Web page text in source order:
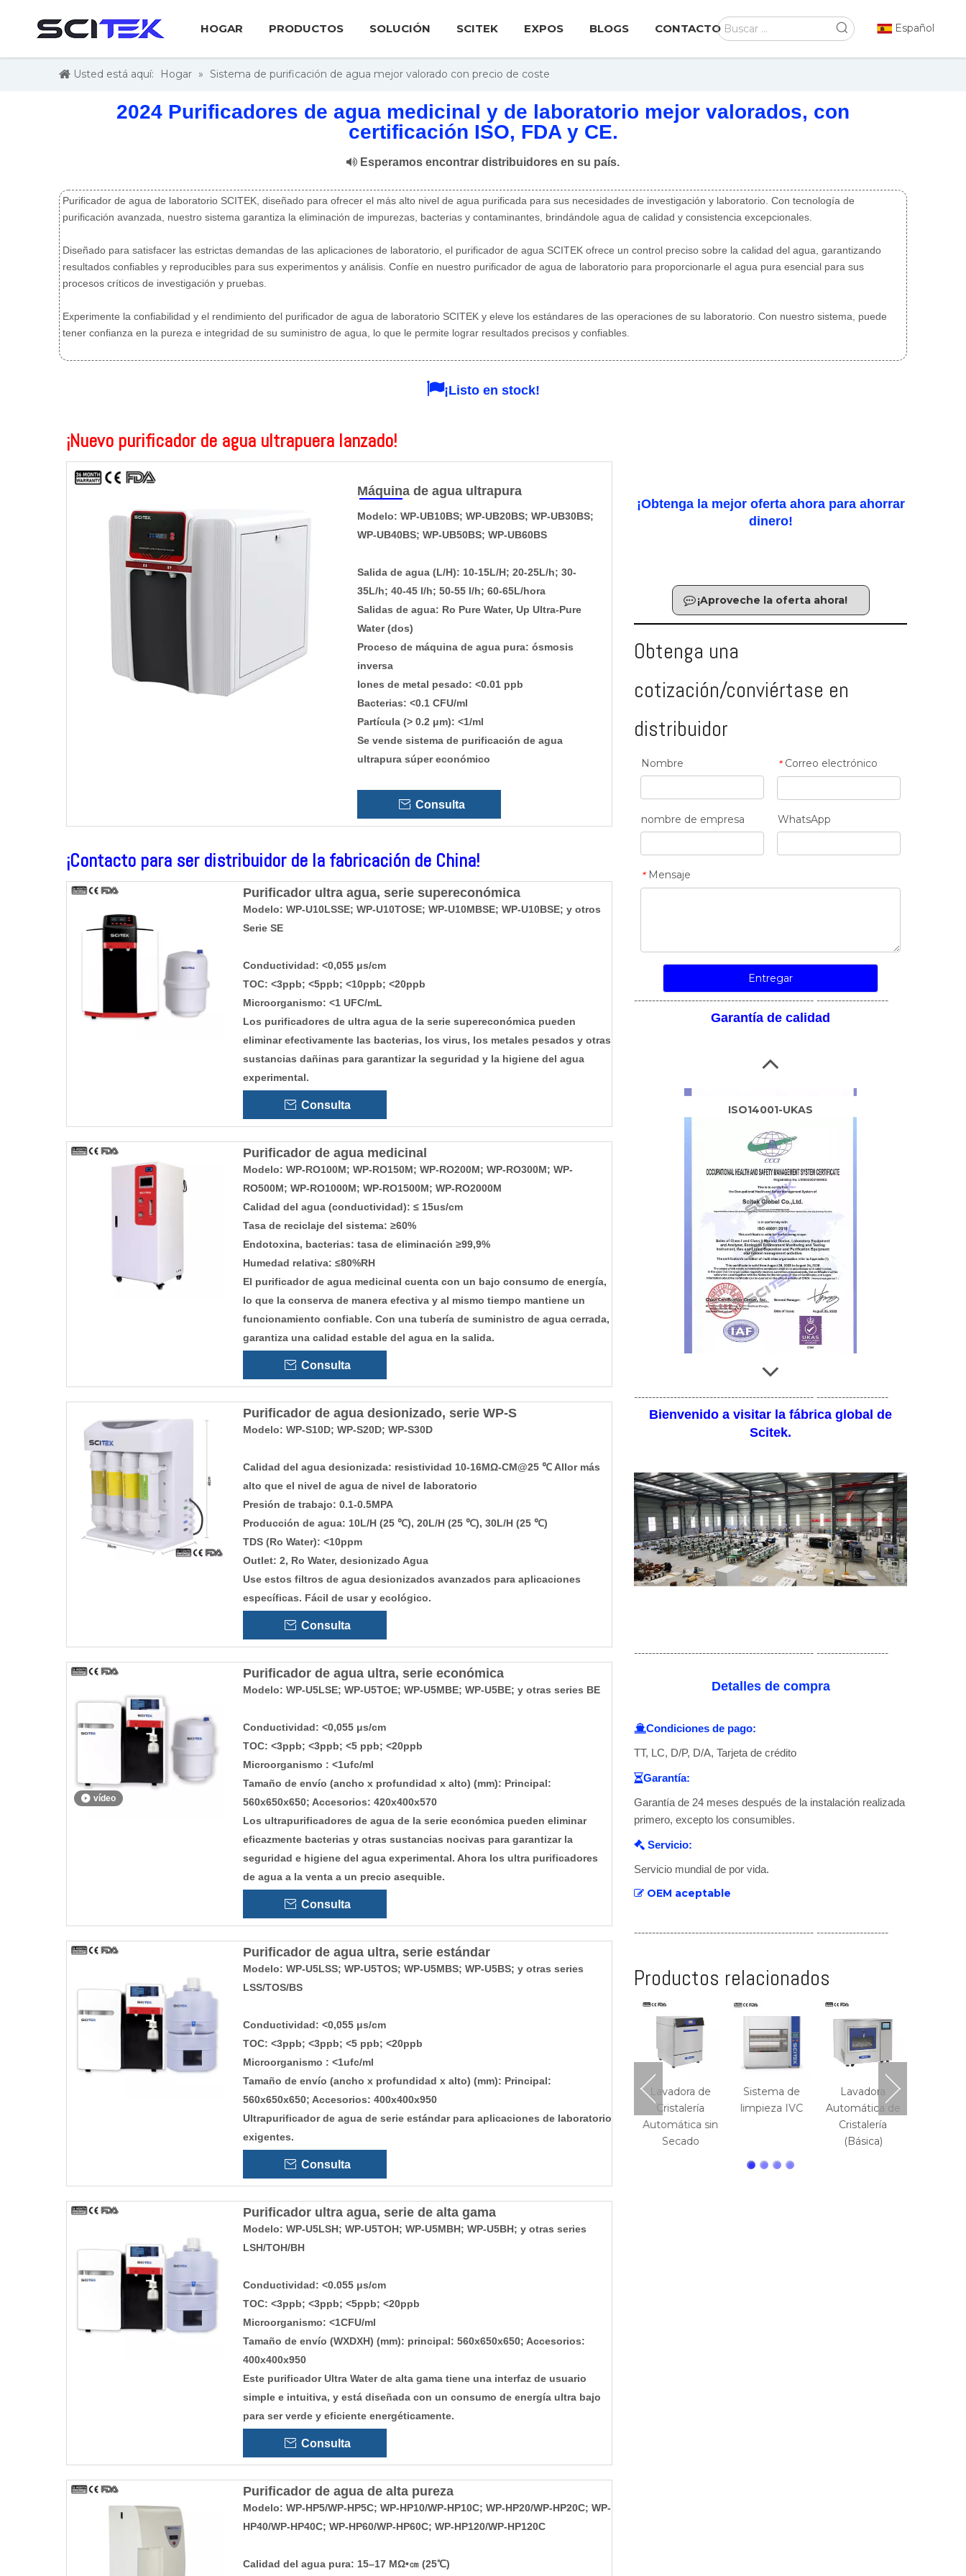
HOGAR PRODUCTOS SOLUCIÓN SCITEK EXPOS BLOGS CONTACTO Español
Usted está aquí: Hogar » Sistema de purificación de agua mejor valorado con precio de coste
2024 Purificadores de agua medicinal y de laboratorio mejor valorados, con
certificación ISO, FDA y CE.
 Esperamos encontrar distribuidores en su país.
Purificador de agua de laboratorio SCITEK, diseñado para ofrecer el más alto nivel de agua purificada para sus necesidades de investigación y laboratorio. Con tecnología de
purificación avanzada, nuestro sistema garantiza la eliminación de impurezas, bacterias y contaminantes, brindándole agua de calidad y consistencia excepcionales.
Diseñado para satisfacer las estrictas demandas de las aplicaciones de laboratorio, el purificador de agua SCITEK ofrece un control preciso sobre la calidad del agua, garantizando
resultados confiables y reproducibles para sus experimentos y análisis. Confíe en nuestro purificador de agua de laboratorio para proporcionarle el agua pura esencial para sus
procesos críticos de investigación y pruebas.
Experimente la confiabilidad y el rendimiento del purificador de agua de laboratorio SCITEK y eleve los estándares de las operaciones de su laboratorio. Con nuestro sistema, puede
tener confianza en la pureza e integridad de su suministro de agua, lo que le permite lograr resultados precisos y confiables.
¡Listo en stock!
¡Nuevo purificador de agua ultrapuera lanzado!
Máquina de agua ultrapura
Modelo: WP-UB10BS; WP-UB20BS; WP-UB30BS;
WP-UB40BS; WP-UB50BS; WP-UB60BS
Salida de agua (L/H): 10-15L/H; 20-25L/h; 30-
35L/h; 40-45 l/h; 50-55 l/h; 60-65L/hora
Salidas de agua: Ro Pure Water, Up Ultra-Pure
Water (dos)
Proceso de máquina de agua pura: ósmosis
inversa
Iones de metal pesado: <0.01 ppb
Bacterias: <0.1 CFU/ml
Partícula (> 0.2 μm): <1/ml
Se vende sistema de purificación de agua
ultrapura súper económico
Consulta
¡Contacto para ser distribuidor de la fabricación de China!
Purificador ultra agua, serie supereconómica
Modelo: WP-U10LSSE; WP-U10TOSE; WP-U10MBSE; WP-U10BSE; y otros
Serie SE
Conductividad: <0,055 μs/cm
TOC: <3ppb; <5ppb; <10ppb; <20ppb
Microorganismo: <1 UFC/mL
Los purificadores de ultra agua de la serie supereconómica pueden
eliminar efectivamente las bacterias, los virus, los metales pesados ​​y otras
sustancias dañinas para garantizar la seguridad y la higiene del agua
experimental.
Consulta
Purificador de agua medicinal
Modelo: WP-RO100M; WP-RO150M; WP-RO200M; WP-RO300M; WP-
RO500M; WP-RO1000M; WP-RO1500M; WP-RO2000M
Calidad del agua (conductividad): ≤ 15us/cm
Tasa de reciclaje del sistema: ≥60%
Endotoxina, bacterias: tasa de eliminación ≥99,9%
Humedad relativa: ≤80%RH
El purificador de agua medicinal cuenta con un bajo consumo de energía,
lo que la conserva de manera efectiva y al mismo tiempo mantiene un
funcionamiento confiable. Con una tubería de suministro de agua cerrada,
garantiza una calidad estable del agua en la salida.
Consulta
Purificador de agua desionizado, serie WP-S
Modelo: WP-S10D; WP-S20D; WP-S30D
Calidad del agua desionizada: resistividad 10-16MΩ-CM@25 ℃ Allor más
alto que el nivel de agua de nivel de laboratorio
Presión de trabajo: 0.1-0.5MPA
Producción de agua: 10L/H (25 ℃), 20L/H (25 ℃), 30L/H (25 ℃)
TDS (Ro Water): <10ppm
Outlet: 2, Ro Water, desionizado Agua
Use estos filtros de agua desionizados avanzados para aplicaciones
específicas. Fácil de usar y ecológico.
Consulta
vídeo
Purificador de agua ultra, serie económica
Modelo: WP-U5LSE; WP-U5TOE; WP-U5MBE; WP-U5BE; y otras series BE
Conductividad: <0,055 μs/cm
TOC: <3ppb; <3ppb; <5 ppb; <20ppb
Microorganismo : <1ufc/ml
Tamaño de envío (ancho x profundidad x alto) (mm): Principal:
560x650x650; Accesorios: 420x400x570
Los ultrapurificadores de agua de la serie económica pueden eliminar
eficazmente bacterias y otras sustancias nocivas para garantizar la
seguridad e higiene del agua experimental. Ahora los ultra purificadores
de agua a la venta a un precio asequible.
Consulta
Purificador de agua ultra, serie estándar
Modelo: WP-U5LSS; WP-U5TOS; WP-U5MBS; WP-U5BS; y otras series
LSS/TOS/BS
Conductividad: <0,055 μs/cm
TOC: <3ppb; <3ppb; <5 ppb; <20ppb
Microorganismo : <1ufc/ml
Tamaño de envío (ancho x profundidad x alto) (mm): Principal:
560x650x650; Accesorios: 400x400x950
Ultrapurificador de agua de serie estándar para aplicaciones de laboratorio
exigentes.
Consulta
Purificador ultra agua, serie de alta gama
Modelo: WP-U5LSH; WP-U5TOH; WP-U5MBH; WP-U5BH; y otras series
LSH/TOH/BH
Conductividad: <0.055 μs/cm
TOC: <3ppb; <3ppb; <5ppb; <20ppb
Microorganismo: <1CFU/ml
Tamaño de envío (WXDXH) (mm): principal: 560x650x650; Accesorios:
400x400x950
Este purificador Ultra Water de alta gama tiene una interfaz de usuario
simple e intuitiva, y está diseñada con un consumo de energía ultra bajo
para ser verde y eficiente energéticamente.
Consulta
Purificador de agua de alta pureza
Modelo: WP-HP5/WP-HP5C; WP-HP10/WP-HP10C; WP-HP20/WP-HP20C; WP-
HP40/WP-HP40C; WP-HP60/WP-HP60C; WP-HP120/WP-HP120C
Calidad del agua pura: 15–17 MΩ•㎝ (25℃)
¡Obtenga la mejor oferta ahora para ahorrar
dinero!
¡Aproveche la oferta ahora!
Obtenga una
cotización/conviértase en
distribuidor
Nombre * Correo electrónico
nombre de empresa WhatsApp
* Mensaje
Entregar
-------------------------------------------------- --------------------
Garantía de calidad
ISO9001-UKAS
ISO45001-UKAS
ISO14001-CNAS
-------------------------------------------------- --------------------
Bienvenido a visitar la fábrica global de
Scitek.
-------------------------------------------------- --------------------
Detalles de compra
Condiciones de pago:
TT, LC, D/P, D/A, Tarjeta de crédito
Garantía:
Garantía de 24 meses después de la instalación realizada
primero, excepto los consumibles.
 Servicio:
Servicio mundial de por vida.
 OEM aceptable
-------------------------------------------------- --------------------
Productos relacionados
vapor ácido
Lavadora de
Cristalería
Automática sin
Secado
Sistema de
limpieza IVC
Lavadora
Automática de
Cristalería
(Básica)